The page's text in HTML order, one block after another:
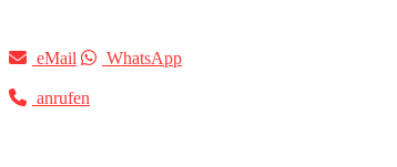
eMail WhatsApp
anrufen